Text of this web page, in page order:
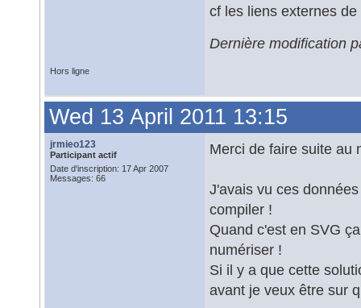
cf les liens externes de
Dernière modification
Hors ligne
Wed 13 April 2011 13:15
jrmieo123
Participant actif
Date d'inscription: 17 Apr 2007
Messages: 66
Merci de faire suite au
J'avais vu ces
compiler !
Quand c'est en SVG
numériser !
Si il y a que cette
avant je veux être sur